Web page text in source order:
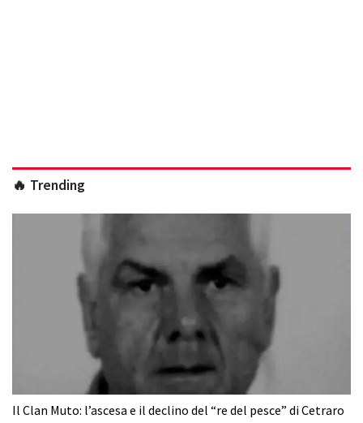
🔥 Trending
Il Clan Muto: l’ascesa e il declino del “re del pesce” di Cetraro